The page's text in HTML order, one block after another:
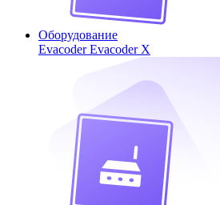
Оборудование
EvacoderEvacoder X